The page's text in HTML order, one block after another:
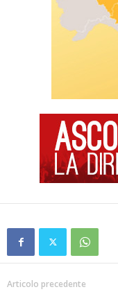
Articolo precedente